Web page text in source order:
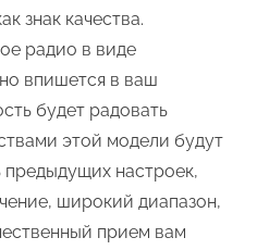
знак качества.
радио в виде
впишется в ваш
будет радовать
этой модели будут
настроек,
широкий диапазон,
прием вам